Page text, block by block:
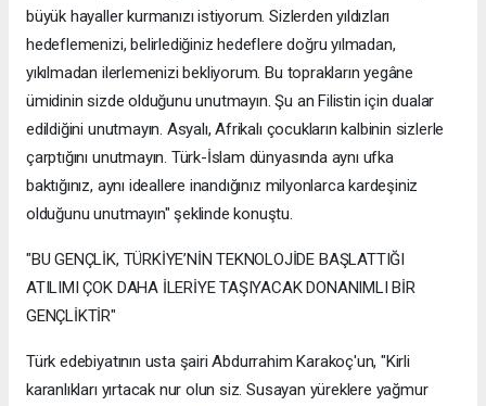
büyük hayaller kurmanızı istiyorum. Sizlerden yıldızları
hedeflemenizi, belirlediğiniz hedeflere doğru yılmadan,
yıkılmadan ilerlemenizi bekliyorum. Bu toprakların yegâne
ümidinin sizde olduğunu unutmayın. Şu an Filistin için dualar
edildiğini unutmayın. Asyalı, Afrikalı çocukların kalbinin sizlerle
çarptığını unutmayın. Türk-İslam dünyasında aynı ufka
baktığınız, aynı ideallere inandığınız milyonlarca kardeşiniz
olduğunu unutmayın" şeklinde konuştu.
"BU GENÇLİK, TÜRKİYE’NİN TEKNOLOJİDE BAŞLATTIĞI
ATILIMI ÇOK DAHA İLERİYE TAŞIYACAK DONANIMLI BİR
GENÇLİKTİR"
Türk edebiyatının usta şairi Abdurrahim Karakoç'un, "Kirli
karanlıkları yırtacak nur olun siz. Susayan yüreklere yağmur